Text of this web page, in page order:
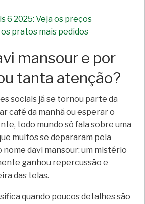
6 2025: Veja os preços
pratos mais pedidos
mansour e por
tanta atenção?
sociais já se tornou parte da
café da manhã ou esperar o
todo mundo só fala sobre uma
muitos se depararam pela
nome davi mansour: um mistério
ganhou repercussão e
das telas.
quando poucos detalhes são